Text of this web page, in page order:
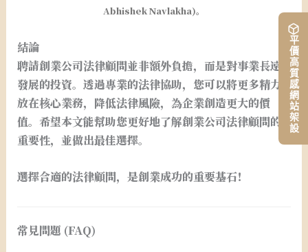
平價高質感網站架設
Abhishek Navlakha)。
結論
聘請創業公司法律顧問並非額外負擔，而是對事業長遠
發展的投資。透過專業的法律協助，您可以將更多精力
放在核心業務，降低法律風險，為企業創造更大的價
值。希望本文能幫助您更好地了解創業公司法律顧問的
重要性，並做出最佳選擇。
選擇合適的法律顧問，是創業成功的重要基石！
常見問題 (FAQ)